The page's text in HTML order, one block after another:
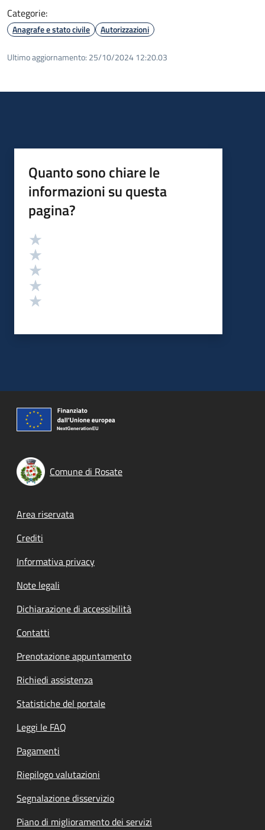
Categorie:
Anagrafe e stato civile Autorizzazioni
Ultimo aggiornamento: 25/10/2024 12:20.03
Quanto sono chiare le
informazioni su questa
pagina?
Valutazione
Comune di Rosate
Footer menu
Area riservata
Crediti
Informativa privacy
Note legali
Dichiarazione di accessibilità
Contatti
Prenotazione appuntamento
Richiedi assistenza
Statistiche del portale
Leggi le FAQ
Pagamenti
Riepilogo valutazioni
Segnalazione disservizio
Piano di miglioramento dei servizi